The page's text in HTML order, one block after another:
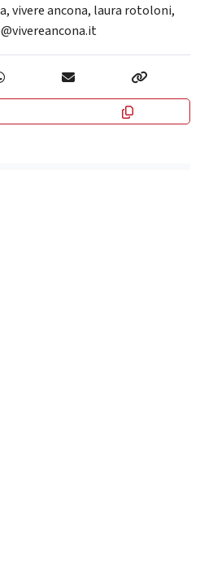
,vivere ancona, laura rotoloni,